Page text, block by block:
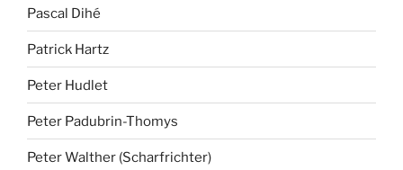
Pascal Dihé
Patrick Hartz
Peter Hudlet
Peter Padubrin-Thomys
Peter Walther (Scharfrichter)